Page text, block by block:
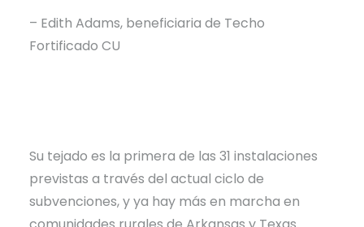
– Edith Adams, beneficiaria de Techo
Fortificado CU
Su tejado es la primera de las 31 instalaciones
previstas a través del actual ciclo de
subvenciones, y ya hay más en marcha en